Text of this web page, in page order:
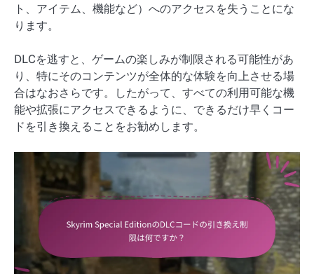
ト、アイテム、機能など）へのアクセスを失うことにな
ります。
DLCを逃すと、ゲームの楽しみが制限される可能性があ
り、特にそのコンテンツが全体的な体験を向上させる場
合はなおさらです。したがって、すべての利用可能な機
能や拡張にアクセスできるように、できるだけ早くコー
ドを引き換えることをお勧めします。